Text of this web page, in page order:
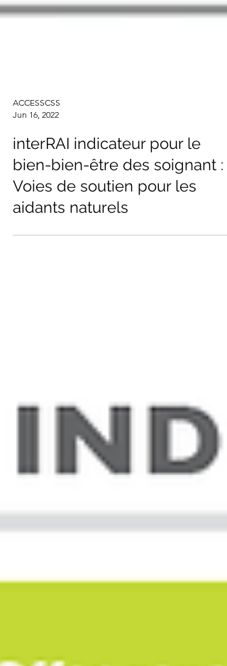
Jun 16, 2022
interRAI indicateur pour le
bien-bien-être des soignant :
Voies de soutien pour les
aidants naturels